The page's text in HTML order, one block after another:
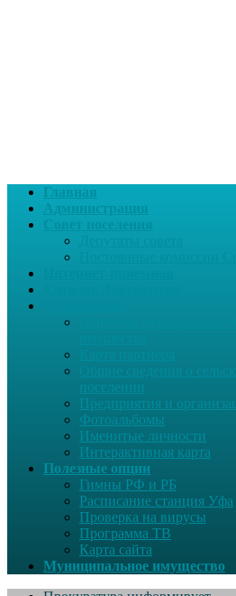
Главная
Администрация
поселении
Предприятия и
Фотоальбомы
Именитые личности
Интерактивная карта
Полезные опции
Гимны РФ и РБ
Расписание станция Уфа
Проверка на вирусы
Программа ТВ
Карта сайта
Муниципальное имущество